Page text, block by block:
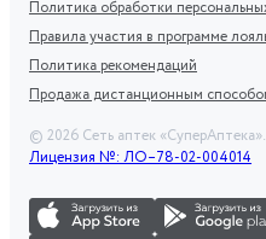
Политика обработки
Правила участия в программе
Политика рекомендаций
Продажа дистанционным
© 2026 Сеть аптек
Лицензия №: ЛО–78-02-004014